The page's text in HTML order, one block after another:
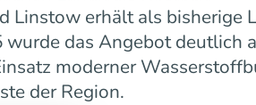
Linstow erhält als bisherige
das Angebot deutlich
moderner
der Region.